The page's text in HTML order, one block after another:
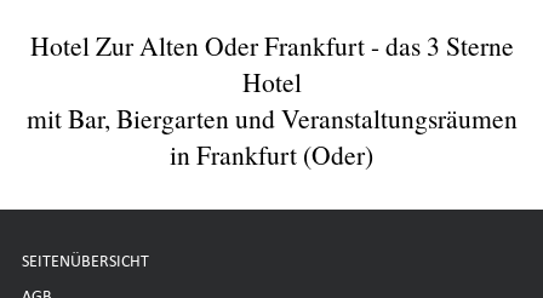
Hotel Zur Alten Oder Frankfurt - das 3 Sterne
Hotel
mit Bar, Biergarten und Veranstaltungsräumen
in Frankfurt (Oder)
SEITENÜBERSICHT
AGB